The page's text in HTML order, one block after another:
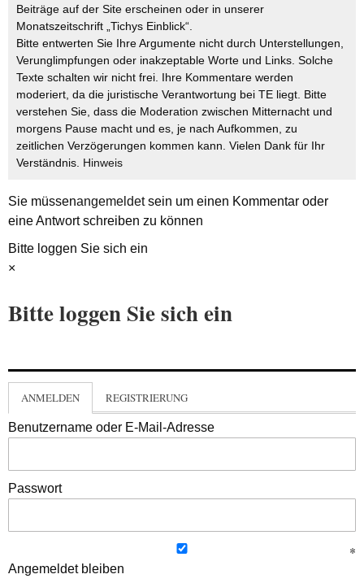
Beiträge auf der Site erscheinen oder in unserer
Monatszeitschrift „Tichys Einblick“.
Bitte entwerten Sie Ihre Argumente nicht durch Unterstellungen,
Verunglimpfungen oder inakzeptable Worte und Links. Solche
Texte schalten wir nicht frei. Ihre Kommentare werden
moderiert, da die juristische Verantwortung bei TE liegt. Bitte
verstehen Sie, dass die Moderation zwischen Mitternacht und
morgens Pause macht und es, je nach Aufkommen, zu
zeitlichen Verzögerungen kommen kann. Vielen Dank für Ihr
Verständnis. Hinweis
Sie müssenangemeldetsein um einen Kommentar oder
eine Antwort schreiben zu können
Bitte loggen Sie sich ein
×
Bitte loggen Sie sich ein
ANMELDEN REGISTRIERUNG
Benutzername oder E-Mail-Adresse
Passwort
Angemeldet bleiben